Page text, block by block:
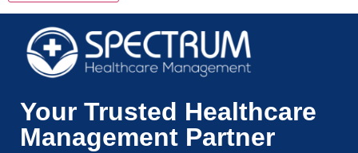
Your Trusted Healthcare
Management Partner